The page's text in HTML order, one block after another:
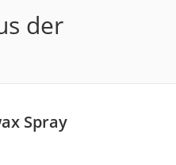
der
Spray